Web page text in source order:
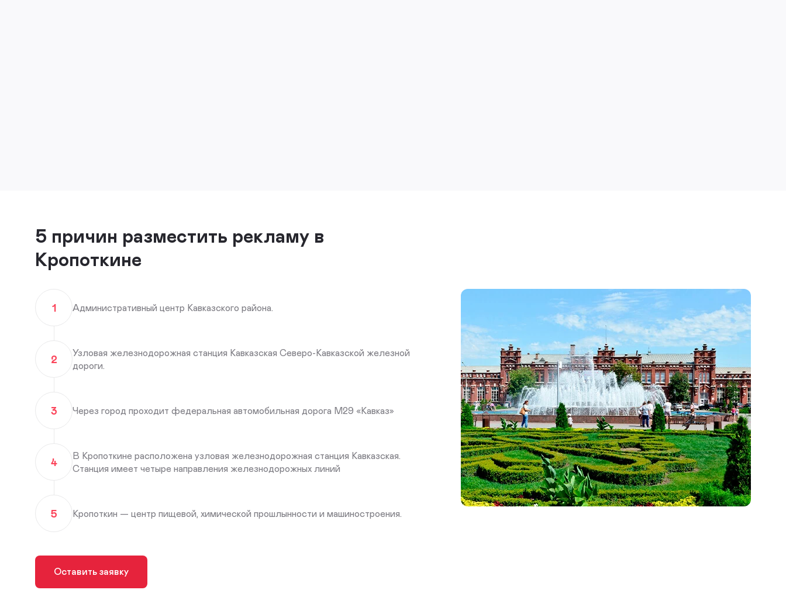
5 причин разместить рекламу в
Кропоткине
1 Административный центр Кавказского района.
2
Узловая железнодорожная станция Кавказская Северо-Кавказской железной
дороги.
3 Через город проходит федеральная автомобильная дорога М29 «Кавказ»
4
В Кропоткине расположена узловая железнодорожная станция Кавказская.
Станция имеет четыре направления железнодорожных линий
5 Кропоткин — центр пищевой, химической прошлынности и машиностроения.
Оставить заявку